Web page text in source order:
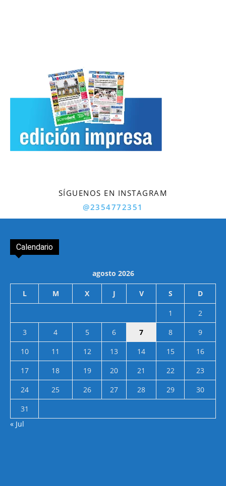
SÍGUENOS EN INSTAGRAM
@2354772351
Calendario
agosto 2026
L M X J V S D
1
2
3
4 5 6 7 8
9
10
11 12 13 14 15
16
17
18 19 20 21 22
23
24
25 26 27 28 29
30
31
« Jul